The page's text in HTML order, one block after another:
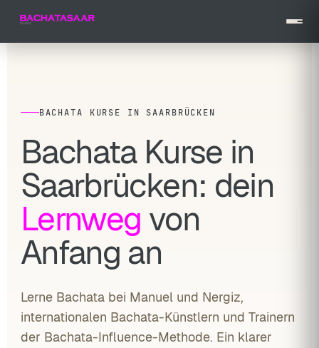
BACHATA KURSE IN SAARBRÜCKEN
Bachata Kurse in
Saarbrücken: dein
Lernweg von
Anfang an
Lerne Bachata bei Manuel und Nergiz,
internationalen Bachata-Künstlern und Trainern
der Bachata-Influence-Methode. Ein klarer